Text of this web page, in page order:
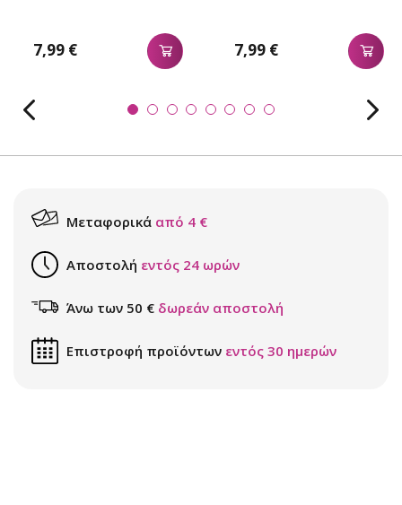
7,99 € 7,99 €
Μεταφορικά από 4 €
Αποστολή εντός 24 ωρών
Άνω των 50 € δωρεάν αποστολή
Επιστροφή προϊόντων εντός 30 ημερών